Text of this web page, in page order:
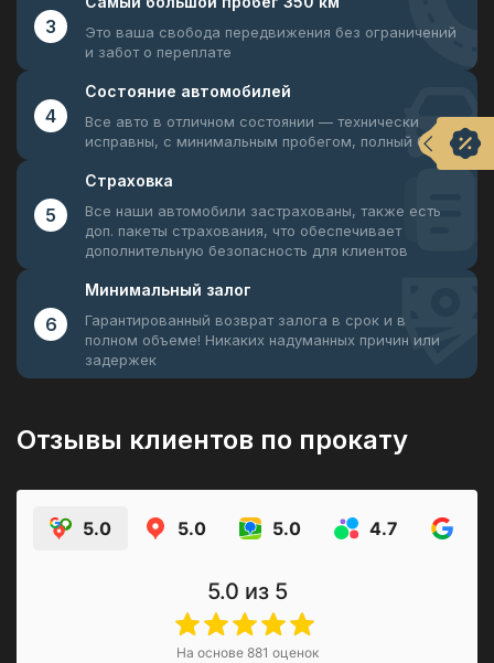
3 Это ваша свобода передвижения без ограничений
и забот о переплате
4
Состояние автомобилей
Все авто в отличном состоянии — технически
исправны, с минимальным пробегом, полный бак
5
Страховка
Все наши автомобили застрахованы, также есть
доп. пакеты страхования, что обеспечивает
дополнительную безопасность для клиентов
6
Минимальный залог
Гарантированный возврат залога в срок и в
полном объеме! Никаких надуманных причин или
задержек
Отзывы клиентов по прокату
5.0 5.0 5.0 4.7
5.0 из 5
На основе 881 оценок